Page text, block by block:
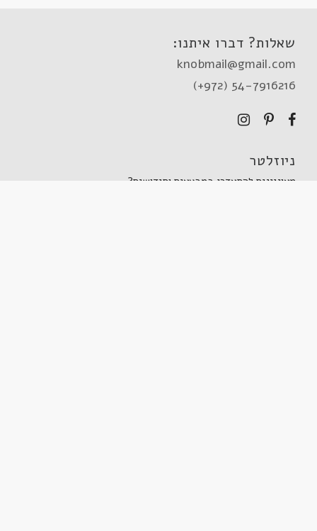
שאלות? דברו איתנו:
knobmail@gmail.com
(+972) 54-7916216
ניוזלטר
מעוניינים להתעדכן במבצעים וחידושים?